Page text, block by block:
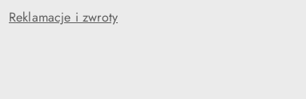
Reklamacje i zwroty